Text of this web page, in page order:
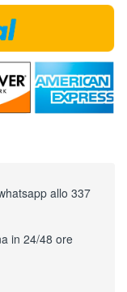
allo 337
in 24/48 ore